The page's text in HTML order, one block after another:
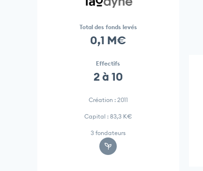
Total des fonds levés
0,1 M€
Effectifs
2 à 10
Création : 2011
Capital : 83,3 K€
3 fondateurs